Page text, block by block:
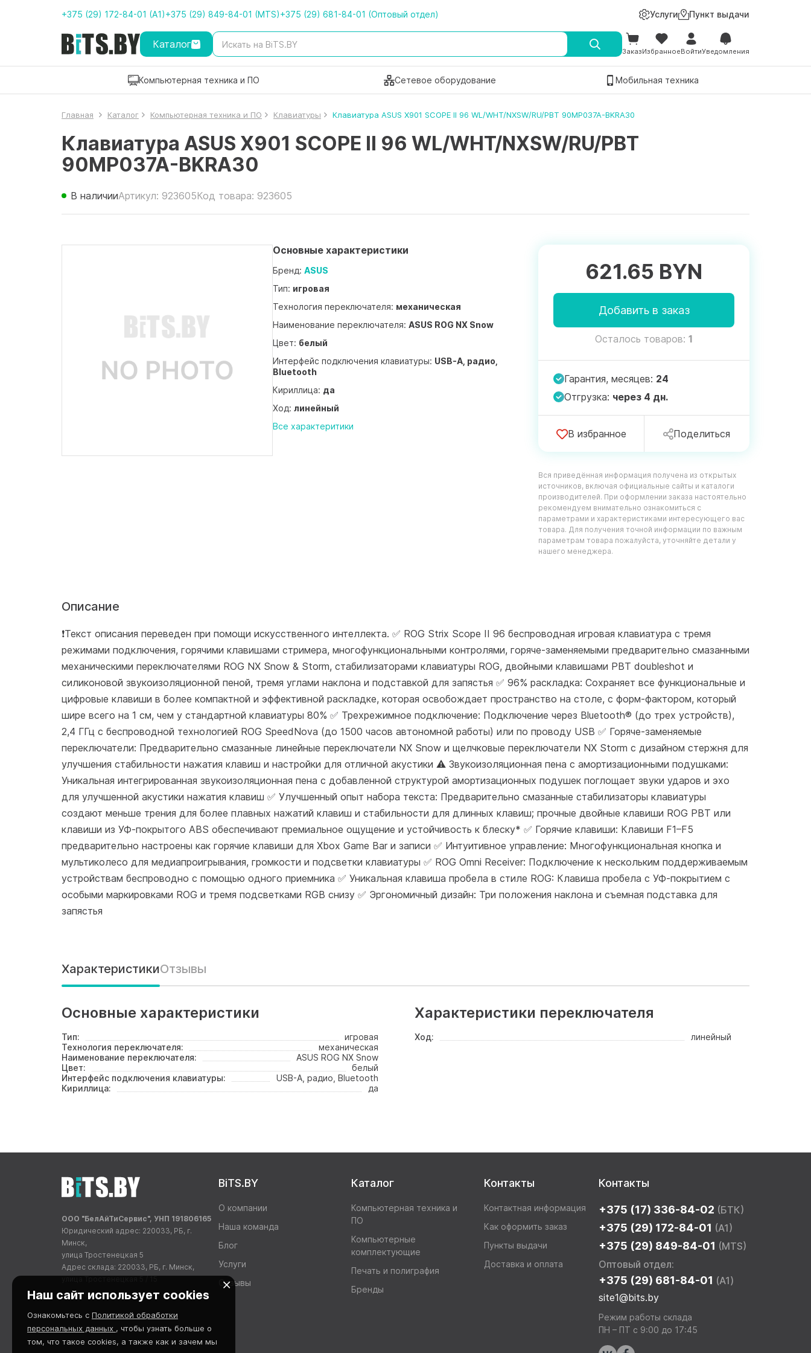
+375 (29) 172-84-01 (A1)+375 (29) 849-84-01 (MTS)+375 (29) 681-84-01 (Оптовый отдел) Услуги Пункт выдачи
Каталог
ЗаказИзбранноеВойтиУведомления
Компьютерная техника и ПО Сетевое оборудование Мобильная техника
Главная Каталог Компьютерная техника и ПО Клавиатуры Клавиатура ASUS X901 SCOPE II 96 WL/WHT/NXSW/RU/PBT 90MP037A-BKRA30
Клавиатура ASUS X901 SCOPE II 96 WL/WHT/NXSW/RU/PBT
90MP037A-BKRA30
В наличииАртикул: 923605Код товара: 923605
Основные характеристики
Бренд: ASUS
Тип: игровая
Технология переключателя: механическая
Наименование переключателя: ASUS ROG NX Snow
Цвет: белый
Интерфейс подключения клавиатуры: USB-A, радио,
Bluetooth
Кириллица: да
Ход: линейный
Все характеритики
621.65 BYN
Добавить в заказ
Осталось товаров: 1
Гарантия, месяцев: 24
Отгрузка: через 4 дн.
В избранное Поделиться
Вся приведённая информация получена из открытых
источников, включая официальные сайты и каталоги
производителей. При оформлении заказа настоятельно
рекомендуем внимательно ознакомиться с
параметрами и характеристиками интересующего вас
товара. Для получения точной информации по важным
параметрам товара пожалуйста, уточняйте детали у
нашего менеджера.
Описание
❗️Текст описания переведен при помощи искусственного интеллекта. ✅ ROG Strix Scope II 96 беспроводная игровая клавиатура с тремя
режимами подключения, горячими клавишами стримера, многофункциональными контролями, горяче-заменяемыми предварительно смазанными
механическими переключателями ROG NX Snow & Storm, стабилизаторами клавиатуры ROG, двойными клавишами PBT doubleshot и
силиконовой звукоизоляционной пеной, тремя углами наклона и подставкой для запястья ✅ 96% раскладка: Сохраняет все функциональные и
цифровые клавиши в более компактной и эффективной раскладке, которая освобождает пространство на столе, с форм-фактором, который
шире всего на 1 см, чем у стандартной клавиатуры 80% ✅ Трехрежимное подключение: Подключение через Bluetooth® (до трех устройств),
2,4 ГГц с беспроводной технологией ROG SpeedNova (до 1500 часов автономной работы) или по проводу USB ✅ Горяче-заменяемые
переключатели: Предварительно смазанные линейные переключатели NX Snow и щелчковые переключатели NX Storm с дизайном стержня для
улучшения стабильности нажатия клавиш и настройки для отличной акустики ⚠️ Звукоизоляционная пена с амортизационными подушками:
Уникальная интегрированная звукоизоляционная пена с добавленной структурой амортизационных подушек поглощает звуки ударов и эхо
для улучшенной акустики нажатия клавиш ✅ Улучшенный опыт набора текста: Предварительно смазанные стабилизаторы клавиатуры
создают меньше трения для более плавных нажатий клавиш и стабильности для длинных клавиш; прочные двойные клавиши ROG PBT или
клавиши из УФ-покрытого ABS обеспечивают премиальное ощущение и устойчивость к блеску* ✅ Горячие клавиши: Клавиши F1–F5
предварительно настроены как горячие клавиши для Xbox Game Bar и записи ✅ Интуитивное управление: Многофункциональная кнопка и
мультиколесо для медиапроигрывания, громкости и подсветки клавиатуры ✅ ROG Omni Receiver: Подключение к нескольким поддерживаемым
устройствам беспроводно с помощью одного приемника ✅ Уникальная клавиша пробела в стиле ROG: Клавиша пробела с УФ-покрытием с
особыми маркировками ROG и тремя подсветками RGB снизу ✅ Эргономичный дизайн: Три положения наклона и съемная подставка для
запястья
ХарактеристикиОтзывы
Основные характеристики
Тип:
игровая
Технология переключателя:
механическая
Наименование переключателя:
ASUS ROG NX Snow
Цвет:
белый
Интерфейс подключения клавиатуры:
USB-A, радио, Bluetooth
Кириллица:
да
Характеристики переключателя
Ход: линейный
Контакты
+375 (17) 336-84-02 (БТК)
+375 (29) 172-84-01 (A1)
+375 (29) 849-84-01 (MTS)
Оптовый отдел:
+375 (29) 681-84-01 (A1)
site1@bits.by
Режим работы склада
ПН – ПТ с 9:00 до 17:45
BiTS.BY
О компании
Наша команда
Блог
Услуги
Отзывы
Каталог
Компьютерная техника и
ПО
Компьютерные
комплектующие
Печать и полиграфия
Бренды
Контакты
Контактная информация
Как оформить заказ
Пункты выдачи
Доставка и оплата
ООО "БелАйТиСервис", УНП 191806165
Юридический адрес: 220033, РБ, г.
Минск,
улица Тростенецкая 5
Адрес склада: 220033, РБ, г. Минск,
Наш сайт использует cookies
Ознакомьтесь с Политикой обработки
персональных данных , чтобы узнать больше о
том, что такое cookies, а также как и зачем мы